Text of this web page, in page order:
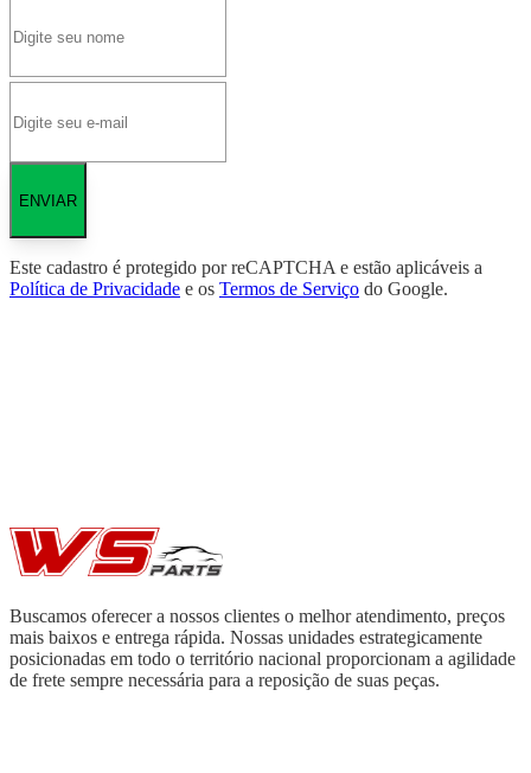
ENVIAR
Este cadastro é protegido por reCAPTCHA e estão aplicáveis a
Política de Privacidade e os Termos de Serviço do Google.
Buscamos oferecer a nossos clientes o melhor atendimento, preços
mais baixos e entrega rápida. Nossas unidades estrategicamente
posicionadas em todo o território nacional proporcionam a agilidade
de frete sempre necessária para a reposição de suas peças.